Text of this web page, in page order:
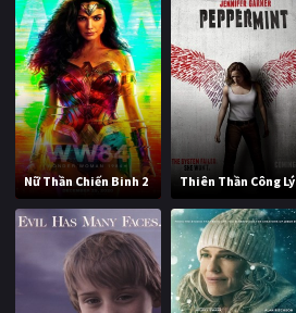
Nữ Thần Chiến Binh 2 Thiên Thần Công Lý